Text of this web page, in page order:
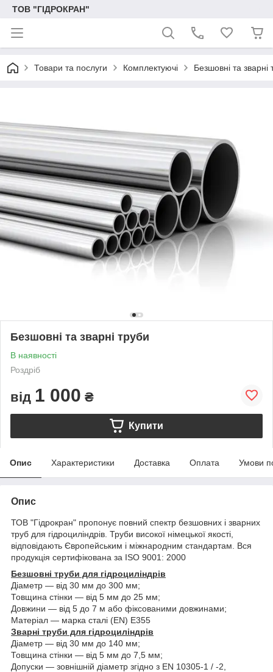
ТОВ "ГІДРОКРАН"
Товари та послуги Комплектуючі Безшовні та зварні
Безшовні та зварні труби
В наявності
Роздріб
від 1 000 ₴
Купити
Опис Характеристики Доставка Оплата Умови
Опис
ТОВ "Гідрокран" пропонує повний спектр безшовних і зварних
труб для гідроциліндрів. Труби високої німецької якості,
відповідають Європейським і міжнародним стандартам. Вся
продукція сертифікована за ISO 9001: 2000
Безшовні труби для гідроциліндрів
Діаметр — від 30 мм до 300 мм;
Товщина стінки — від 5 мм до 25 мм;
Довжини — від 5 до 7 м або фіксованими довжинами;
Матеріал — марка сталі (EN) E355
Зварні труби для гідроциліндрів
Діаметр — від 30 мм до 140 мм;
Товщина стінки — від 5 мм до 7,5 мм;
Допуски — зовнішній діаметр згідно з EN 10305-1 / -2,